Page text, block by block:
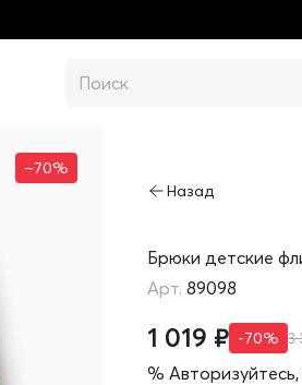
Школьная коллекция! Купи
Брюки детские
89098
1 019 ₽ -70% 3
%
–70%